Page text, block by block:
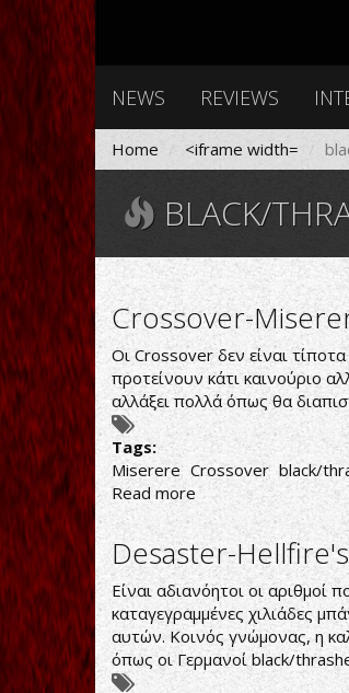
NEWS REVIEWS
Home <iframe width=
BLACK/
Crossover-
Οι Crossover δεν είναι
προτείνουν κάτι καινούριο
αλλάξει πολλά όπως θα
Tags:
Miserere Crossover black/
Read more about
Crossover-
Miserere
Desaster-
Είναι αδιανόητοι οι αριθμοί
καταγεγραμμένες χιλιάδες
αυτών. Κοινός γνώμονας, η
όπως οι Γερμανοί black/